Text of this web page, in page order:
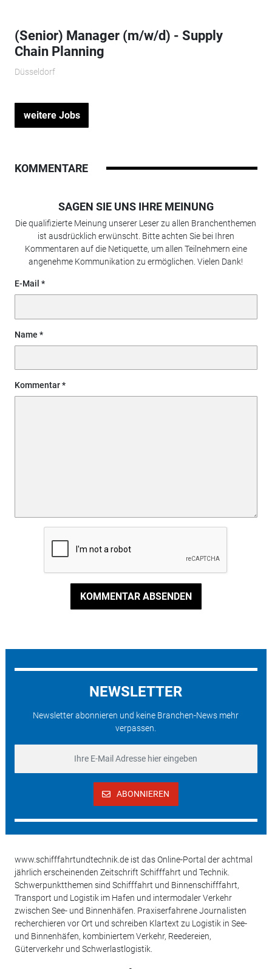
(Senior) Manager (m/w/d) - Supply
Chain Planning
Düsseldorf
weitere Jobs
KOMMENTARE
SAGEN SIE UNS IHRE MEINUNG
Die qualifizierte Meinung unserer Leser zu allen Branchenthemen
ist ausdrücklich erwünscht. Bitte achten Sie bei Ihren
Kommentaren auf die Netiquette, um allen Teilnehmern eine
angenehme Kommunikation zu ermöglichen. Vielen Dank!
E-Mail
Name
Kommentar
KOMMENTAR ABSENDEN
NEWSLETTER
Newsletter abonnieren und keine Branchen-News mehr
verpassen.
ABONNIEREN
www.schifffahrtundtechnik.de ist das Online-Portal der achtmal
jährlich erscheinenden Zeitschrift Schifffahrt und Technik.
Schwerpunktthemen sind Schifffahrt und Binnenschifffahrt,
Transport und Logistik im Hafen und intermodaler Verkehr
zwischen See- und Binnenhäfen. Praxiserfahrene Journalisten
recherchieren vor Ort und schreiben Klartext zu Logistik in See-
und Binnenhäfen, kombiniertem Verkehr, Reedereien,
Güterverkehr und Schwerlastlogistik.